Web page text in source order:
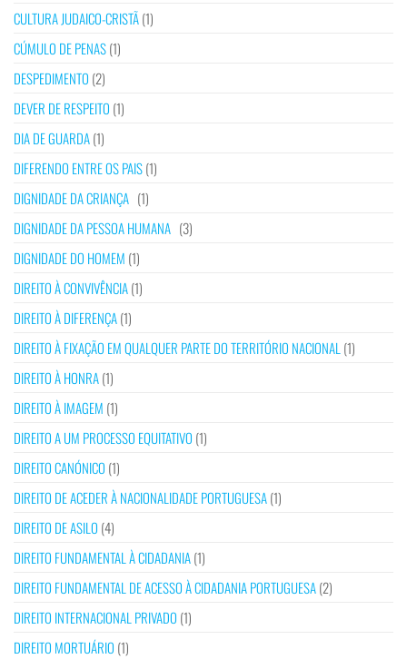
CULTURA JUDAICO-CRISTÃ(1)
CÚMULO DE PENAS(1)
DESPEDIMENTO (2)
DEVER DE RESPEITO (1)
DIA DE GUARDA(1)
DIFERENDO ENTRE OS PAIS(1)
DIGNIDADE DA CRIANÇA (1)
DIGNIDADE DA PESSOA HUMANA (3)
DIGNIDADE DO HOMEM (1)
DIREITO À CONVIVÊNCIA(1)
DIREITO À DIFERENÇA(1)
DIREITO À FIXAÇÃO EM QUALQUER PARTE DO TERRITÓRIO NACIONAL (1)
DIREITO À HONRA(1)
DIREITO À IMAGEM (1)
DIREITO A UM PROCESSO EQUITATIVO (1)
DIREITO CANÓNICO (1)
DIREITO DE ACEDER À NACIONALIDADE PORTUGUESA(1)
DIREITO DE ASILO (4)
DIREITO FUNDAMENTAL À CIDADANIA(1)
DIREITO FUNDAMENTAL DE ACESSO À CIDADANIA PORTUGUESA(2)
DIREITO INTERNACIONAL PRIVADO (1)
DIREITO MORTUÁRIO (1)